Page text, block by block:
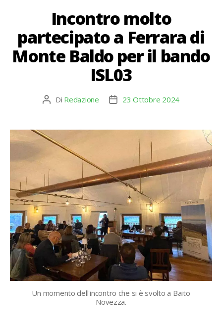
Incontro molto
partecipato a Ferrara di
Monte Baldo per il bando
ISL03
Autore
Di Redazione
Data23 Ottobre 2024
Un momento dell'incontro che si è svolto a Baito
Novezza.